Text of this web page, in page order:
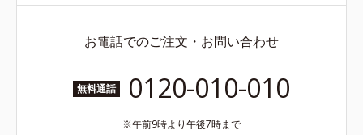
お電話でのご注文・お問い合わせ
無料通話 0120-010-010
午前9時より午後7時まで